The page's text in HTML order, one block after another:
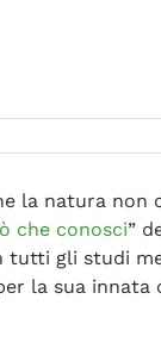
la natura non
che conosci”
tutti gli studi
la sua innata